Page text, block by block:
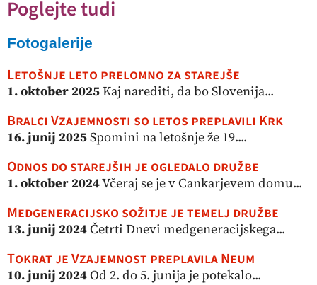
Poglejte tudi
Fotogalerije
Letošnje leto prelomno za starejše
1. oktober 2025Kaj narediti, da bo Slovenija...
Bralci Vzajemnosti so letos preplavili Krk
16. junij 2025Spomini na letošnje že 19....
Odnos do starejših je ogledalo družbe
1. oktober 2024Včeraj se je v Cankarjevem domu...
Medgeneracijsko sožitje je temelj družbe
13. junij 2024Četrti Dnevi medgeneracijskega...
Tokrat je Vzajemnost preplavila Neum
10. junij 2024Od 2. do 5. junija je potekalo...